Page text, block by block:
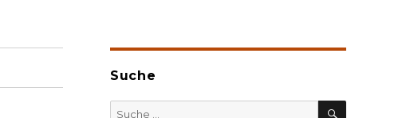
Suche
SUCHEN